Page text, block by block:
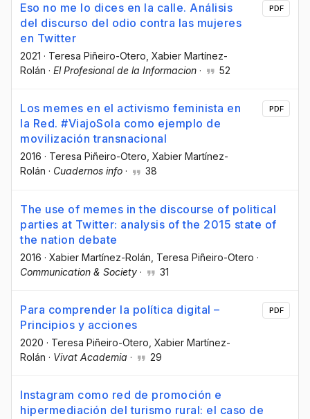
Eso no me lo dices en la calle. Análisis
del discurso del odio contra las mujeres
en Twitter
2021 · Teresa Piñeiro-Otero , Xabier Martínez-
Rolán · El Profesional de la Informacion · 52
PDF
Los memes en el activismo feminista en
la Red. #ViajoSola como ejemplo de
movilización transnacional
2016 · Teresa Piñeiro-Otero , Xabier Martínez-
Rolán · Cuadernos info · 38
PDF
The use of memes in the discourse of political
parties at Twitter: analysis of the 2015 state of
the nation debate
2016 · Xabier Martínez-Rolán , Teresa Piñeiro-Otero ·
Communication & Society · 31
Para comprender la política digital –
Principios y acciones
2020 · Teresa Piñeiro-Otero , Xabier Martínez-
Rolán · Vivat Academia · 29
PDF
Instagram como red de promoción e
hipermediación del turismo rural: el caso de